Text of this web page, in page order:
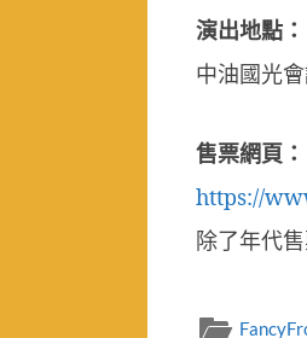
演出地點：
中油國光
售票網頁：
https://
除了年代